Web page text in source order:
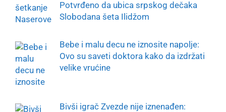
Potvrđeno da ubica srpskog dečaka
Slobodana šeta Ilidžom
Bebe i malu decu ne iznosite napolje:
Ovo su saveti doktora kako da izdržati
velike vrućine
Bivši igrač Zvezde nije iznenađen: